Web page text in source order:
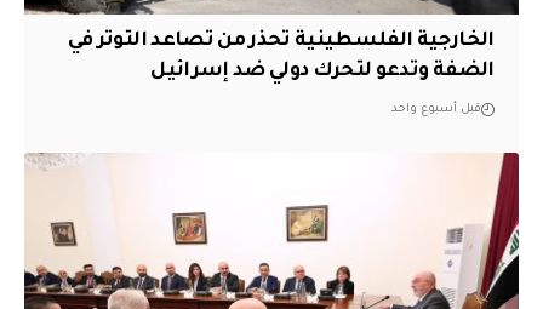
الخارجية الفلسطينية تحذر من تصاعد التوتر في
الضفة وتدعو لتحرك دولي ضد إسرائيل
قبل أسبوع واحد